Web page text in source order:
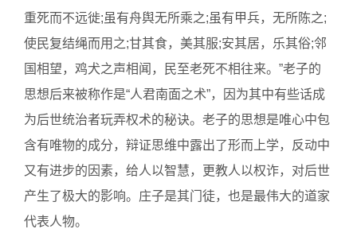
重死而不远徙;虽有舟舆无所乘之;虽有甲兵，无所陈之;
使民复结绳而用之;甘其食，美其服;安其居，乐其俗;邻
国相望，鸡犬之声相闻，民至老死不相往来。”老子的
思想后来被称作是“人君南面之术”，因为其中有些话成
为后世统治者玩弄权术的秘诀。老子的思想是唯心中包
含有唯物的成分，辩证思维中露出了形而上学，反动中
又有进步的因素，给人以智慧，更教人以权诈，对后世
产生了极大的影响。庄子是其门徒，也是最伟大的道家
代表人物。